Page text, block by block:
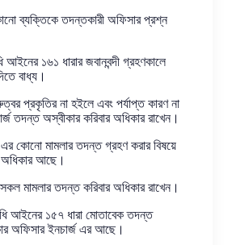
ব্যক্তিকে তদন্তকারী অফিসার প্রশ্ন
আইনের ১৬১ ধারার জবানবন্দী গ্রহণকালে
বাধ্য।
প্রকৃতির না হইলে এবং পর্যাপ্ত কারণ না
তদন্ত অস্বীকার করিবার অধিকার রাখেন।
কোনো মামলার তদন্ত গ্রহণ করার বিষয়ে
অধিকার আছে।
মামলার তদন্ত করিবার অধিকার রাখেন।
আইনের ১৫৭ ধারা মোতাবেক তদন্ত
অফিসার ইনচার্জ এর আছে।